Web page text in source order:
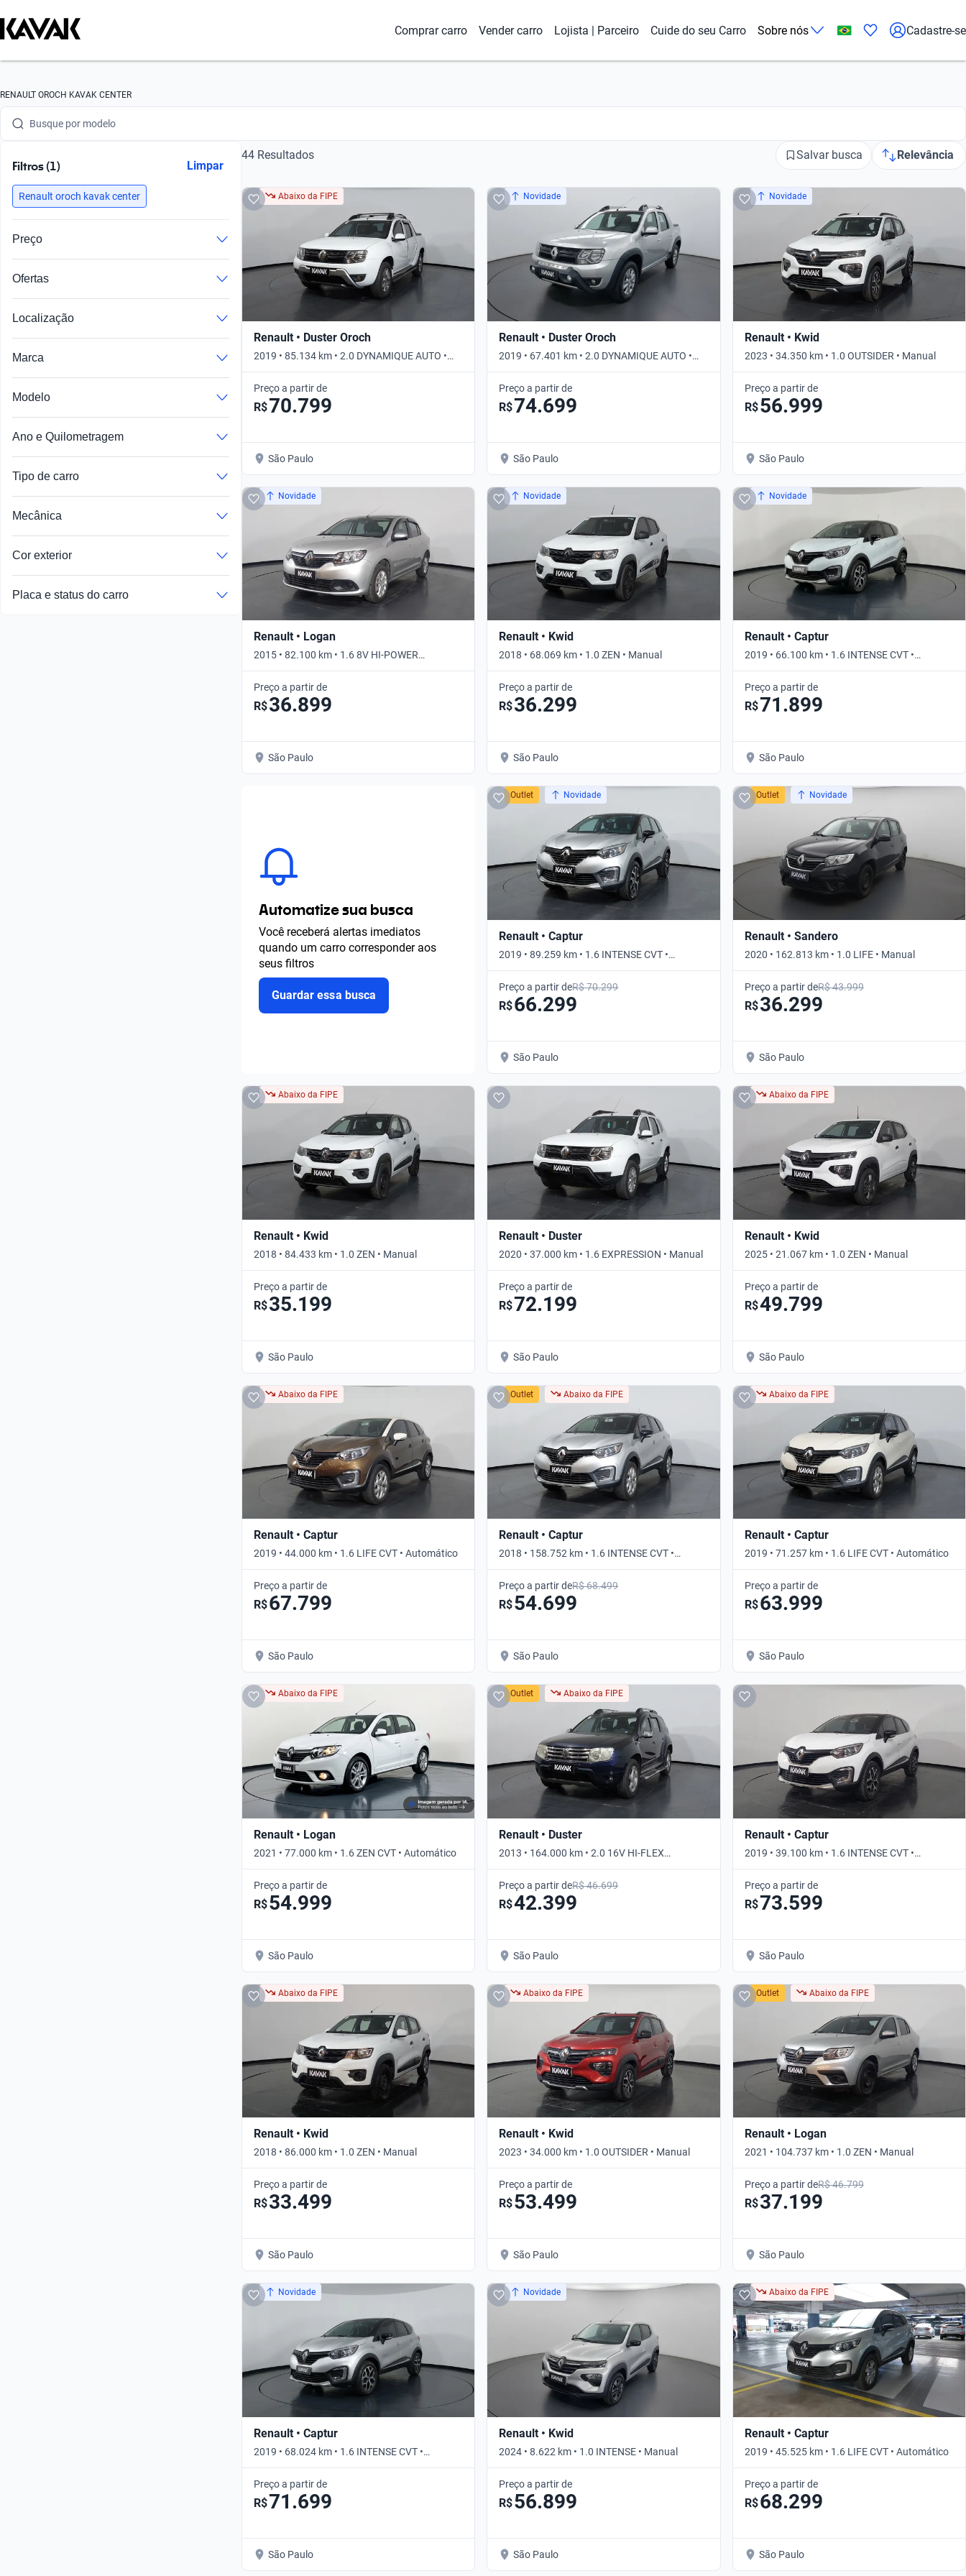
Comprar carro Vender carro Lojista | Parceiro Cuide do seu Carro Sobre nós Cadastre-se
RENAULT OROCH KAVAK CENTER
Busque por marca
Busque por modelo
Busque por ano
Busque por marca
Busque por versão
Busque por ano
Filtros (1) Limpar
Renault oroch kavak center
Preço
Ofertas
Localização
Marca
Modelo
Ano e Quilometragem
Tipo de carro
Mecânica
Cor exterior
Placa e status do carro
44 Resultados Salvar busca Relevância
Abaixo da FIPE
Renault • Duster Oroch
2019 • 85.134 km • 2.0 DYNAMIQUE AUTO •
Automático
Preço a partir de
R$70.799
São Paulo
Novidade
Renault • Duster Oroch
2019 • 67.401 km • 2.0 DYNAMIQUE AUTO •
Automático
Preço a partir de
R$74.699
São Paulo
Novidade
Renault • Kwid
2023 • 34.350 km • 1.0 OUTSIDER • Manual
Preço a partir de
R$56.999
São Paulo
Novidade
Renault • Logan
2015 • 82.100 km • 1.6 8V HI-POWER
EXPRESSION • Manual
Preço a partir de
R$36.899
São Paulo
Novidade
Renault • Kwid
2018 • 68.069 km • 1.0 ZEN • Manual
Preço a partir de
R$36.299
São Paulo
Novidade
Renault • Captur
2019 • 66.100 km • 1.6 INTENSE CVT •
Automático
Preço a partir de
R$71.899
São Paulo
Automatize sua busca
Você receberá alertas imediatos
quando um carro corresponder aos
seus filtros
Guardar essa busca
Outlet Novidade
Renault • Captur
2019 • 89.259 km • 1.6 INTENSE CVT •
Automático
Preço a partir deR$ 70.299
R$66.299
São Paulo
Outlet Novidade
Renault • Sandero
2020 • 162.813 km • 1.0 LIFE • Manual
Preço a partir deR$ 43.999
R$36.299
São Paulo
Abaixo da FIPE
Renault • Kwid
2018 • 84.433 km • 1.0 ZEN • Manual
Preço a partir de
R$35.199
São Paulo
Renault • Duster
2020 • 37.000 km • 1.6 EXPRESSION • Manual
Preço a partir de
R$72.199
São Paulo
Abaixo da FIPE
Renault • Kwid
2025 • 21.067 km • 1.0 ZEN • Manual
Preço a partir de
R$49.799
São Paulo
Abaixo da FIPE
Renault • Captur
2019 • 44.000 km • 1.6 LIFE CVT • Automático
Preço a partir de
R$67.799
São Paulo
Outlet Abaixo da FIPE
Renault • Captur
2018 • 158.752 km • 1.6 INTENSE CVT •
Automático
Preço a partir deR$ 68.499
R$54.699
São Paulo
Abaixo da FIPE
Renault • Captur
2019 • 71.257 km • 1.6 LIFE CVT • Automático
Preço a partir de
R$63.999
São Paulo
Abaixo da FIPE
Renault • Logan
2021 • 77.000 km • 1.6 ZEN CVT • Automático
Preço a partir de
R$54.999
São Paulo
Outlet Abaixo da FIPE
Renault • Duster
2013 • 164.000 km • 2.0 16V HI-FLEX
DYNAMIQUE • Manual
Preço a partir deR$ 46.699
R$42.399
São Paulo
Renault • Captur
2019 • 39.100 km • 1.6 INTENSE CVT •
Automático
Preço a partir de
R$73.599
São Paulo
Abaixo da FIPE
Renault • Kwid
2018 • 86.000 km • 1.0 ZEN • Manual
Preço a partir de
R$33.499
São Paulo
Abaixo da FIPE
Renault • Kwid
2023 • 34.000 km • 1.0 OUTSIDER • Manual
Preço a partir de
R$53.499
São Paulo
Outlet Abaixo da FIPE
Renault • Logan
2021 • 104.737 km • 1.0 ZEN • Manual
Preço a partir deR$ 46.799
R$37.199
São Paulo
Novidade
Renault • Captur
2019 • 68.024 km • 1.6 INTENSE CVT •
Automático
Preço a partir de
R$71.699
São Paulo
Novidade
Renault • Kwid
2024 • 8.622 km • 1.0 INTENSE • Manual
Preço a partir de
R$56.899
São Paulo
Abaixo da FIPE
Renault • Captur
2019 • 45.525 km • 1.6 LIFE CVT • Automático
Preço a partir de
R$68.299
São Paulo